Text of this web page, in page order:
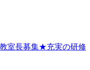
教室長募集★充実の研修